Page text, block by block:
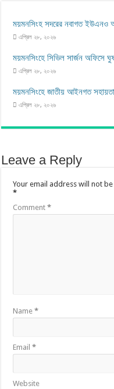
ময়মনসিংহ সদরের নবাগত ইউএনও
এপ্রিল ২৮, ২০২৬
ময়মনসিংহে সিভিল সার্জন অফিসে
এপ্রিল ২৮, ২০২৬
ময়মনসিংহে জাতীয় আইনগত
এপ্রিল ২৮, ২০২৬
Leave a Reply
Your email address will not
*
Comment*
Name*
Email*
Website